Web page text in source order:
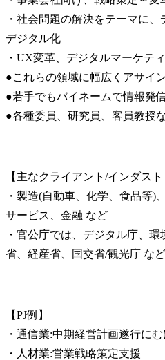
・社会問題の解決をテーマに
デジタル化
・UX変革、デジタルマーケテ
●これらの領域に幅広くアサイ
●若手でもバイネームで情報発
●各種委員、研究員、客員教授
【主なクライアント/インダスト
・製造(自動車、化学、食品等)
サービス、金融 など
・官公庁では、デジタル庁、
省、経産省、国交省/観光庁 など
【PJ例】
・通信業:中期経営計画遂行に
・人材業:営業戦略策定支援